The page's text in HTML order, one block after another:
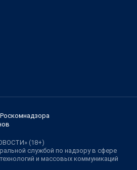
(18+)
службой по надзору в сфере
и массовых коммуникаций